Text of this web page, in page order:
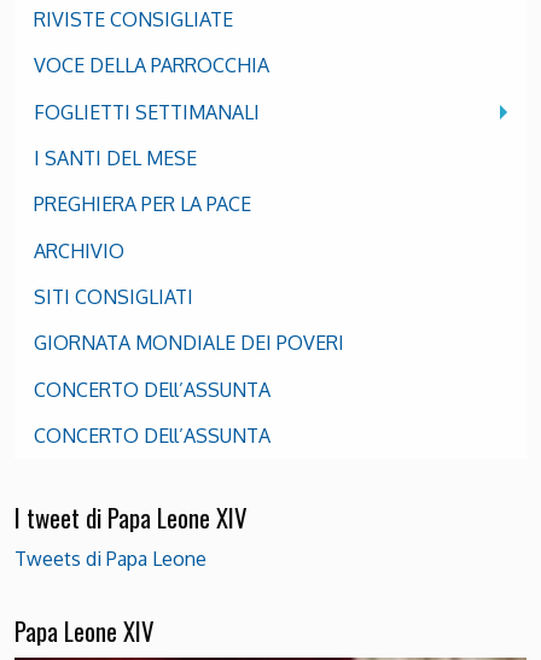
RIVISTE CONSIGLIATE
VOCE DELLA PARROCCHIA
FOGLIETTI SETTIMANALI
I SANTI DEL MESE
PREGHIERA PER LA PACE
ARCHIVIO
SITI CONSIGLIATI
GIORNATA MONDIALE DEI POVERI
CONCERTO DEll’ASSUNTA
CONCERTO DEll’ASSUNTA
I tweet di Papa Leone XIV
Tweets di Papa Leone
Papa Leone XIV